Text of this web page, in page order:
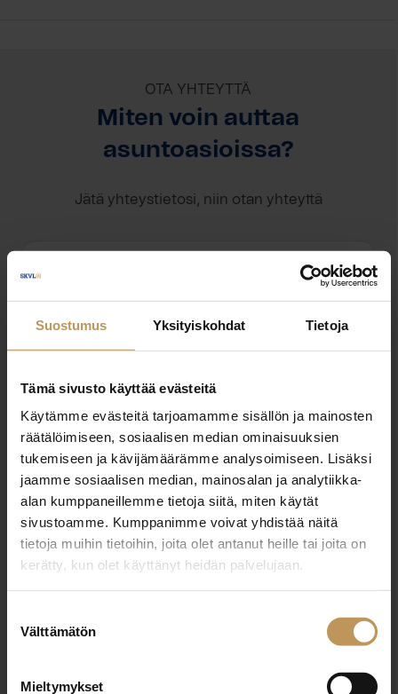
Suostumus Yksityiskohdat Tietoja
Tämä sivusto käyttää evästeitä
Käytämme evästeitä tarjoamamme sisällön ja mainosten
räätälöimiseen, sosiaalisen median ominaisuuksien
tukemiseen ja kävijämäärämme analysoimiseen. Lisäksi
jaamme sosiaalisen median, mainosalan ja analytiikka-
alan kumppaneillemme tietoja siitä, miten käytät
sivustoamme. Kumppanimme voivat yhdistää näitä
tietoja muihin tietoihin, joita olet antanut heille tai joita on
kerätty, kun olet käyttänyt heidän palvelujaan.
valinta
Välttämätön
Mieltymykset
OTA YHTEYTTÄ
Miten voin auttaa
asuntoasioissa?
Jätä yhteystietosi, niin otan yhteyttä
"*" näyttää pakolliset kentät
Aihe
Nimi*
Sähköposti